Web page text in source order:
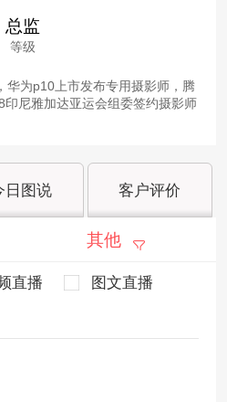
总监
等级
华为p10上市发布专用摄影师，腾
尼雅加达亚运会组委签约摄影师
日图说 客户评价
其他
直播
图文直播